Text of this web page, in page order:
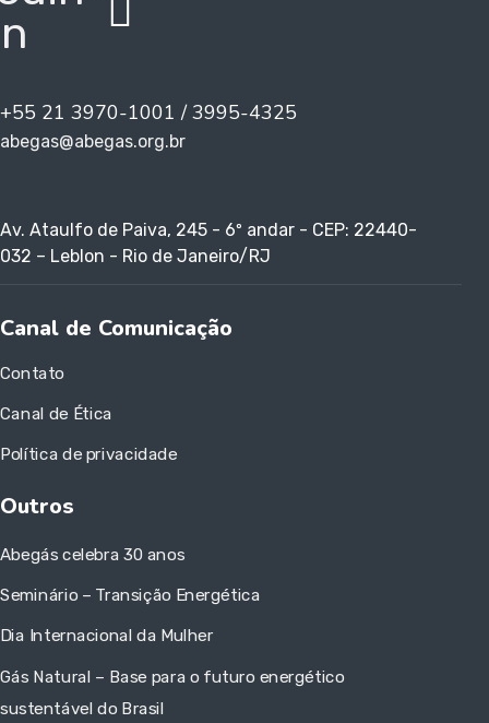
+55 21 3970-1001 / 3995-4325
abegas@abegas.org.br
Av. Ataulfo de Paiva, 245 - 6º andar - CEP: 22440-
032 – Leblon - Rio de Janeiro/RJ
Canal de Comunicação
Contato
Canal de Ética
Política de privacidade
Outros
Abegás celebra 30 anos
Seminário – Transição Energética
Dia Internacional da Mulher
Gás Natural – Base para o futuro energético
sustentável do Brasil